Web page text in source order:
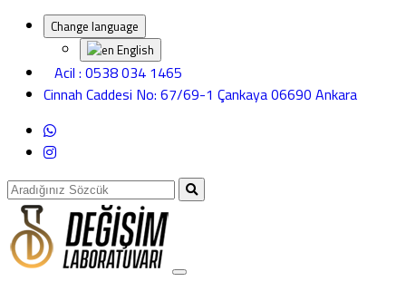
Change language
English
Acil : 0538 034 1465
Cinnah Caddesi No: 67/69-1 Çankaya 06690 Ankara